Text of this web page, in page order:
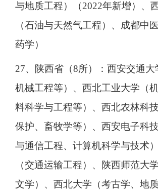
与地质工程）（2022年新增）、
（石油与天然气工程）、成都中
药学）
27、陕西省（8所）：西安交通大
机械工程等）、西北工业大学（
料科学与工程等）、西北农林科
保护、畜牧学等）、西安电子科
与通信工程、计算机科学与技术
（交通运输工程）、陕西师范大
文学）、西北大学（考古学、地